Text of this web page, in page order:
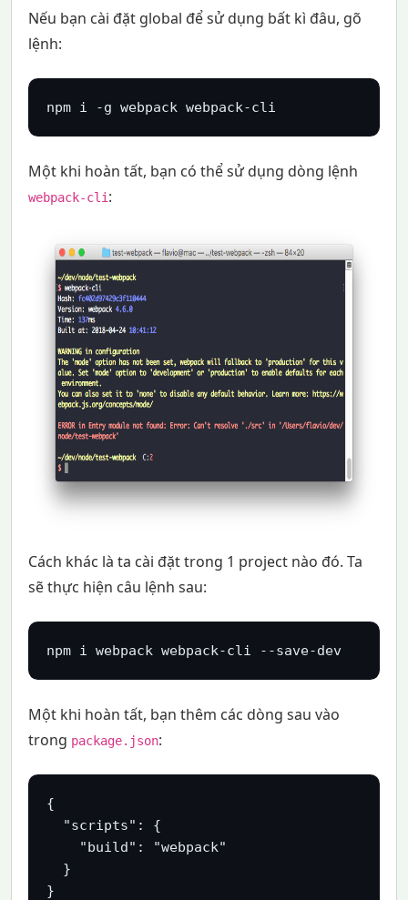
Nếu bạn cài đặt global để sử dụng bất kì đâu, gõ
lệnh:
npm i -g webpack webpack-cli
Một khi hoàn tất, bạn có thể sử dụng dòng lệnh
webpack-cli:
Cách khác là ta cài đặt trong 1 project nào đó. Ta
sẽ thực hiện câu lệnh sau:
npm i webpack webpack-cli --save-dev
Một khi hoàn tất, bạn thêm các dòng sau vào
trong package.json:
{
  "scripts": {
    "build": "webpack"
  }
}